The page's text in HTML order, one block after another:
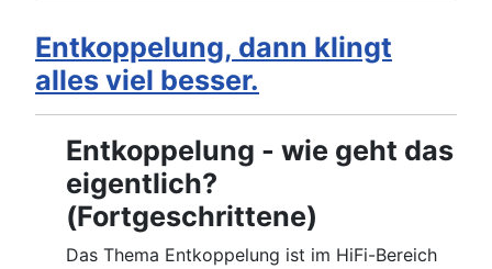
Entkoppelung, dann klingt
alles viel besser.
Entkoppelung - wie geht das
eigentlich?
(Fortgeschrittene)
Das Thema Entkoppelung ist im HiFi-Bereich